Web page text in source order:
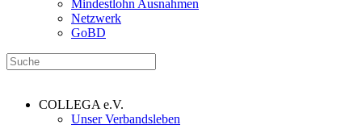
Mindestlohn Ausnahmen
Netzwerk
GoBD
COLLEGA e.V.
Unser Verbandsleben